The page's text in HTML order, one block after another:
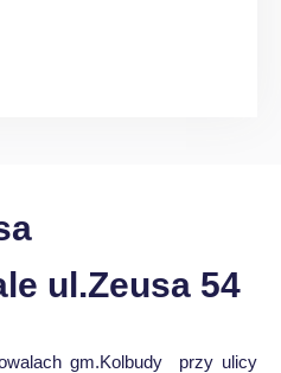
ul.Zeusa 54
gm.Kolbudy przy ulicy